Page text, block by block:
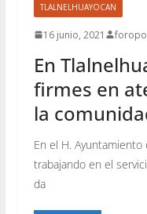
TLALNELHUAYOCAN
16 junio, 2021
En
firmes en
la
En el H.
trabajando en el
da